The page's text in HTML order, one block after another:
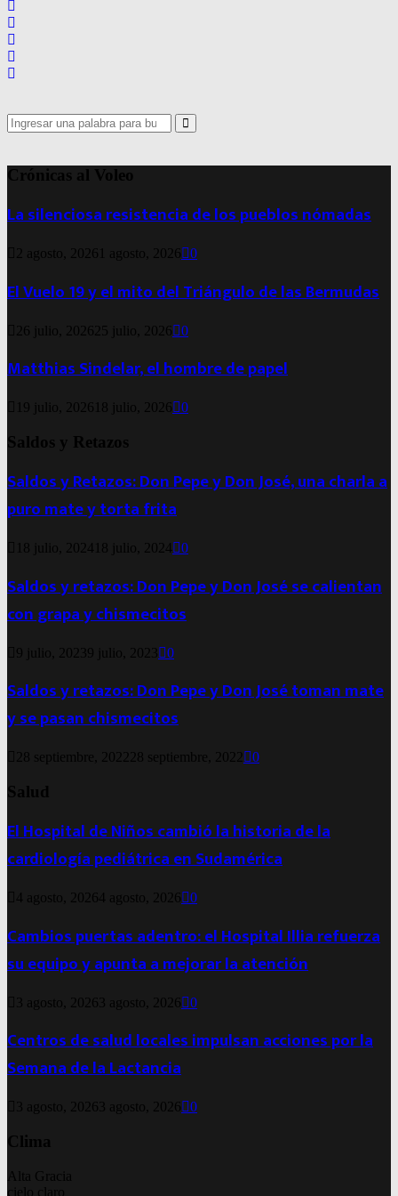
Search
for:
Search
Crónicas al Voleo
La silenciosa resistencia de los pueblos nómadas
2 agosto, 2026 1 agosto, 2026 0
El Vuelo 19 y el mito del Triángulo de las Bermudas
26 julio, 2026 25 julio, 2026 0
Matthias Sindelar, el hombre de papel
19 julio, 2026 18 julio, 2026 0
Saldos y Retazos
Saldos y Retazos: Don Pepe y Don José, una charla a
puro mate y torta frita
18 julio, 2024 18 julio, 2024 0
Saldos y retazos: Don Pepe y Don José se calientan
con grapa y chismecitos
9 julio, 20239 julio, 2023 0
Saldos y retazos: Don Pepe y Don José toman mate
y se pasan chismecitos
28 septiembre, 2022 28 septiembre, 2022 0
Salud
El Hospital de Niños cambió la historia de la
cardiología pediátrica en Sudamérica
4 agosto, 20264 agosto, 2026 0
Cambios puertas adentro: el Hospital Illia refuerza
su equipo y apunta a mejorar la atención
3 agosto, 2026 3 agosto, 2026 0
Centros de salud locales impulsan acciones por la
Semana de la Lactancia
3 agosto, 2026 3 agosto, 2026 0
Clima
Alta Gracia
cielo claro